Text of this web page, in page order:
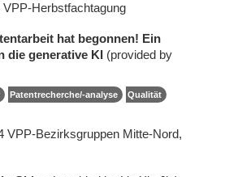
Herbstfachtagung
hat begonnen! Ein
die generative KI (provided by
Patentrecherche/-analyse
Qualität
VPP-Bezirksgruppen Mitte-Nord,